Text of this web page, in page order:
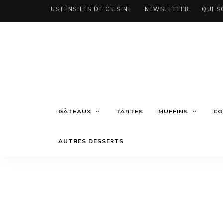
USTENSILES DE CUISINE NEWSLETTER QUI
GÂTEAUX TARTES MUFFINS
AUTRES DESSERTS